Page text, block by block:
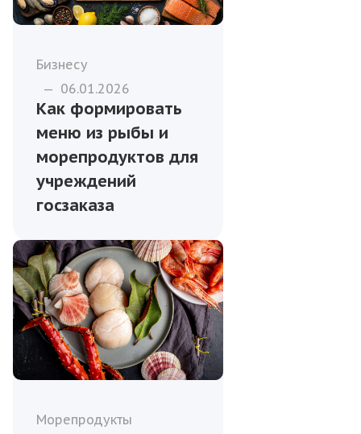
Бизнесу
— 06.01.2026
Как формировать
меню из рыбы и
морепродуктов для
учреждений
госзаказа
Морепродукты